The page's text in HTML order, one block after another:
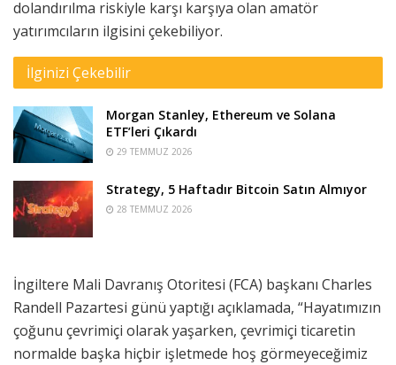
dolandırılma riskiyle karşı karşıya olan amatör
yatırımcıların ilgisini çekebiliyor.
İlginizi Çekebilir
Morgan Stanley, Ethereum ve Solana
ETF’leri Çıkardı
29 TEMMUZ 2026
Strategy, 5 Haftadır Bitcoin Satın Almıyor
28 TEMMUZ 2026
İngiltere Mali Davranış Otoritesi (FCA) başkanı Charles
Randell Pazartesi günü yaptığı açıklamada, “Hayatımızın
çoğunu çevrimiçi olarak yaşarken, çevrimiçi ticaretin
normalde başka hiçbir işletmede hoş görmeyeceğimiz